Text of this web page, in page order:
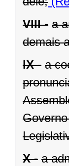
VIII - a
demais
IX - a
X - a